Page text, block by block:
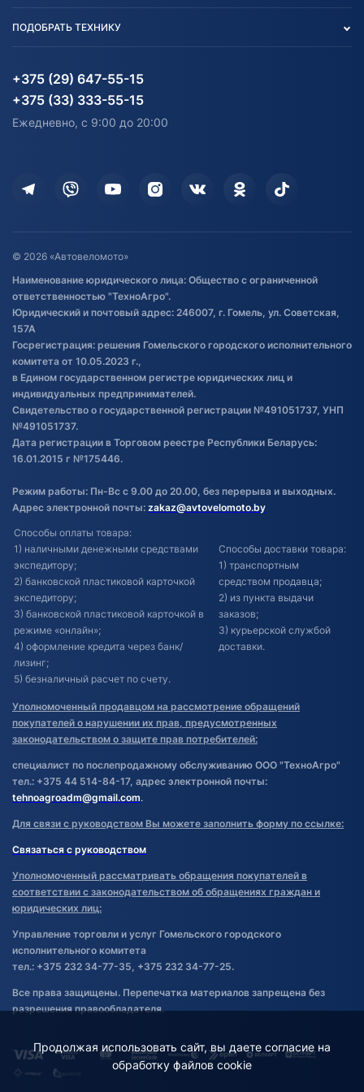
Блог
Карта сайта
Согласие на обработку
Информация до получения
согласия на обработку
Дополнительные услуги
Оставить отзыв
Договор публичной оферты
Обработка файлов cookie
Постановка транспорта на учет
Обновления в ЭПТС 2024
Агротехника
Водный транспорт
Электротранспорт
ПОДОБРАТЬ ТЕХНИКУ
Агротехника
Электротранспорт
+375 (29) 647-55-15
+375 (33) 333-55-15
Ежедневно, с 9:00 до 20:00
© 2026 «Автовеломото»
Наименование юридического лица: Общество с ограниченной
ответственностью "ТехноАгро".
Юридический и почтовый адрес: 246007, г. Гомель, ул. Советская,
157А
Госрегистрация: решения Гомельского городского исполнительного
комитета от 10.05.2023 г.,
в Едином государственном регистре юридических лиц и
индивидуальных предпринимателей.
Свидетельство о государственной регистрации №491051737, УНП
№491051737.
Дата регистрации в Торговом реестре Республики Беларусь:
16.01.2015 г №175446.
Режим работы: Пн-Вс с 9.00 до 20.00, без перерыва и выходных.
Адрес электронной почты: zakaz@avtovelomoto.by
Способы оплаты товара:
1) наличными денежными средствами
экспедитору;
2) банковской пластиковой карточкой
экспедитору;
3) банковской пластиковой карточкой в
режиме «онлайн»;
4) оформление кредита через банк/
лизинг;
5) безналичный расчет по счету.
Способы доставки товара:
1) транспортным
средством продавца;
2) из пункта выдачи
заказов;
3) курьерской службой
доставки.
Уполномоченный продавцом на рассмотрение обращений
покупателей о нарушении их прав, предусмотренных
законодательством о защите прав потребителей:
специалист по послепродажному обслуживанию ООО "ТехноАгро"
тел.: +375 44 514-84-17, адрес электронной почты:
tehnoagroadm@gmail.com.
Для связи с руководством Вы можете заполнить форму по ссылке:
Связаться с руководством
Уполномоченный рассматривать обращения покупателей в
соответствии с законодательством об обращениях граждан и
юридических лиц:
Управление торговли и услуг Гомельского городского
исполнительного комитета
тел.: +375 232 34-77-35, +375 232 34-77-25.
Все права защищены. Перепечатка материалов запрещена без
разрешения правообладателя.
Продолжая использовать сайт, вы даете согласие на
обработку файлов cookie